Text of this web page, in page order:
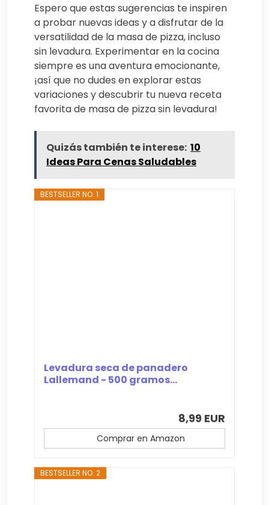
Espero que estas sugerencias te inspiren
a probar nuevas ideas y a disfrutar de la
versatilidad de la masa de pizza, incluso
sin levadura. Experimentar en la cocina
siempre es una aventura emocionante,
¡así que no dudes en explorar estas
variaciones y descubrir tu nueva receta
favorita de masa de pizza sin levadura!
Quizás también te interese: 10
Ideas Para Cenas Saludables
BESTSELLER NO. 1
Levadura seca de panadero
Lallemand - 500 gramos...
8,99 EUR
Comprar en Amazon
BESTSELLER NO. 2